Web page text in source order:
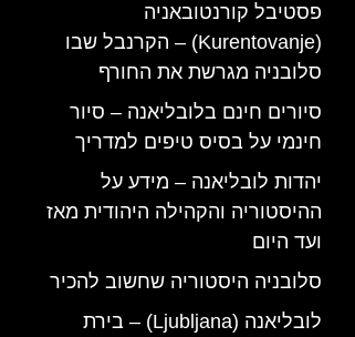
פסטיבל קורנטובאניה
(Kurentovanje) – הקרנבל שבו
סלובניה מגרשת את החורף
סיורים חינם בלובליאנה – סיור
חינמי על בסיס טיפים למדריך
יהדות לובליאנה – מידע על
ההיסטוריה והקהילה היהודית מאז
ועד היום
סלובניה היסטוריה שחשוב להכיר
לובליאנה (Ljubljana) – בירת